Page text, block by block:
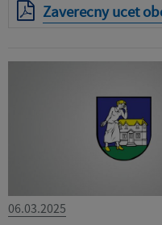
Zaverecny ucet
06.03.2025